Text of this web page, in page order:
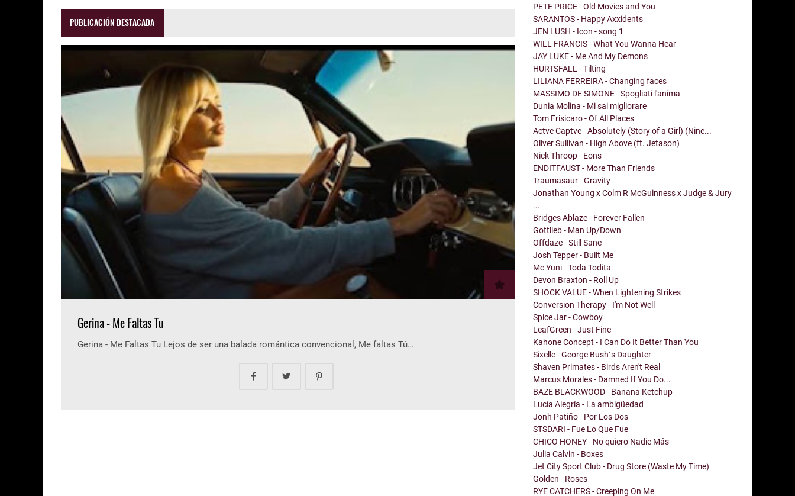
PUBLICACIÓN DESTACADA
Gerina - Me Faltas Tu
Gerina - Me Faltas Tu Lejos de ser una balada romántica convencional, Me faltas Tú…
PETE PRICE - Old Movies and You
SARANTOS - Happy Axxidents
JEN LUSH - Icon - song 1
WILL FRANCIS - What You Wanna Hear
JAY LUKE - Me And My Demons
HURTSFALL - Tilting
LILIANA FERREIRA - Changing faces
MASSIMO DE SIMONE - Spogliati l'anima
Dunia Molina - Mi sai migliorare
Tom Frisicaro - Of All Places
Actve Captve - Absolutely (Story of a Girl) (Nine...
Oliver Sullivan - High Above (ft. Jetason)
Nick Throop - Eons
ENDITFAUST - More Than Friends
Traumasaur - Gravity
Jonathan Young x Colm R McGuinness x Judge & Jury
...
Bridges Ablaze - Forever Fallen
Gottlieb - Man Up/Down
Offdaze - Still Sane
Josh Tepper - Built Me
Mc Yuni - Toda Todita
Devon Braxton - Roll Up
SHOCK VALUE - When Lightening Strikes
Conversion Therapy - I'm Not Well
Spice Jar - Cowboy
LeafGreen - Just Fine
Kahone Concept - I Can Do It Better Than You
Sixelle - George Bush´s Daughter
Shaven Primates - Birds Aren't Real
Marcus Morales - Damned If You Do...
BAZE BLACKWOOD - Banana Ketchup
Lucía Alegría - La ambigüedad
Jonh Patiño - Por Los Dos
STSDARI - Fue Lo Que Fue
CHICO HONEY - No quiero Nadie Más
Julia Calvin - Boxes
Jet City Sport Club - Drug Store (Waste My Time)
Golden - Roses
RYE CATCHERS - Creeping On Me